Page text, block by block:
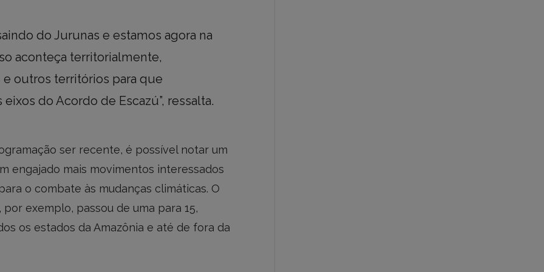
do Jurunas e estamos agora na
aconteça territorialmente,
outros territórios para que
do Acordo de Escazú”, ressalta.
ser recente, é possível notar um
engajado mais movimentos interessados
o combate às mudanças climáticas. O
exemplo, passou de uma para 15,
os estados da Amazônia e até de fora da